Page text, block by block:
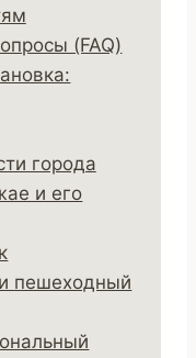
(FAQ)
города
и его
пешеходный